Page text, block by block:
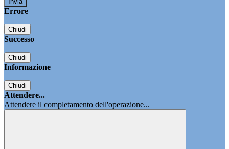
Errore
Chiudi
Successo
Chiudi
Informazione
Chiudi
Attendere...
Attendere il completamento dell'operazione...